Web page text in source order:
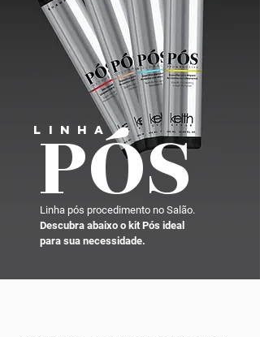
L i n h a
Linha pós procedimento no Salão.
Descubra abaixo o kit Pós ideal
para sua necessidade.
PÓS